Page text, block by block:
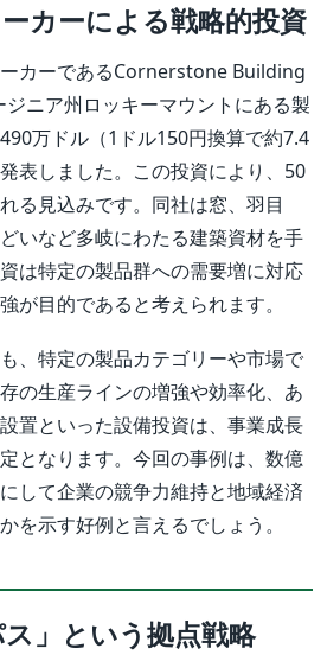
カーによる戦略的投資
カーであるCornerstone Building
ニア州ロッキーマウントにある製
万ドル（1ドル150円換算で約7.4
表しました。この投資により、50
る見込みです。同社は窓、羽目
いなど多岐にわたる建築資材を手
は特定の製品群への需要増に対応
が目的であると考えられます。
、特定の製品カテゴリーや市場で
の生産ラインの増強や効率化、あ
置といった設備投資は、事業成長
となります。今回の事例は、数億
して企業の競争力維持と地域経済
を示す好例と言えるでしょう。
ス」という拠点戦略